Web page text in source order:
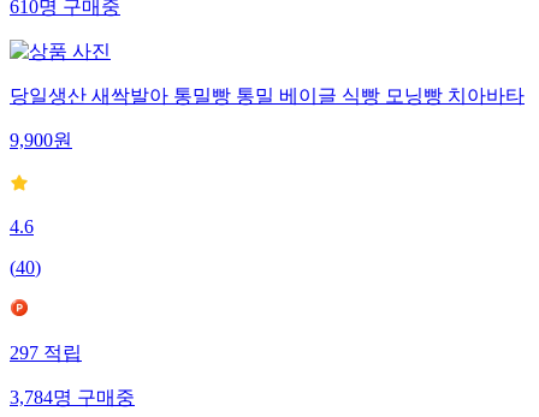
610명구매중
당일생산 새싹발아 통밀빵 통밀 베이글 식빵 모닝빵 치아바타
9,900원
4.6
(40)
297적립
3,784명구매중